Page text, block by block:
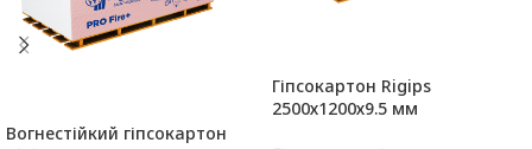
Вогнестійкий гіпсокартон
Гіпсокартон Rigips
2500х1200х9.5 мм